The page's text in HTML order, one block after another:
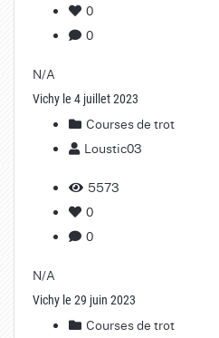
0
0
N/A
Vichy le 4 juillet 2023
Courses de trot
Loustic03
5573
0
0
N/A
Vichy le 29 juin 2023
Courses de trot